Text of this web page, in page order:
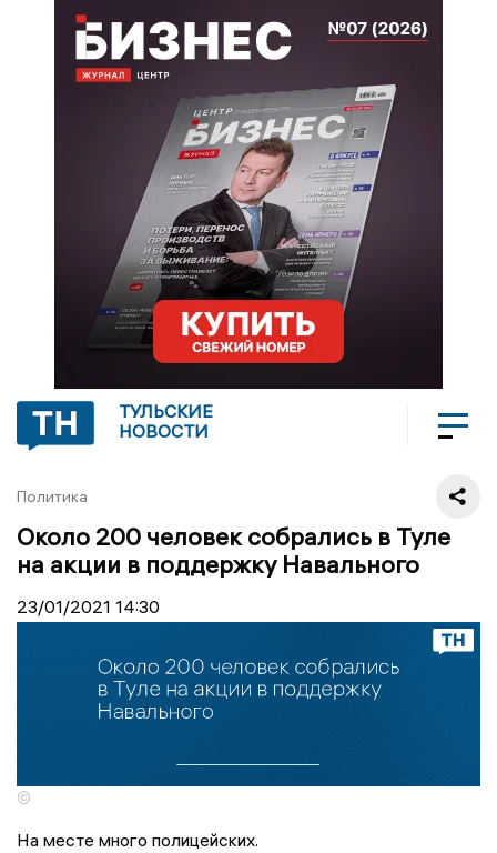
ТУЛЬСКИЕ
НОВОСТИ
Политика
Около 200 человек собрались в Туле
на акции в поддержку Навального
23/01/2021 14:30
©
На месте много полицейских.